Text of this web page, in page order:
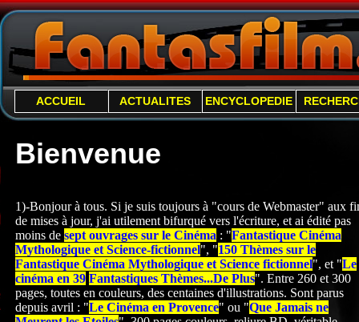
ACCUEIL ACTUALITES ENCYCLOPEDIE
Bienvenue
1)-Bonjour à tous. Si je suis toujours à "cours de Webmaster" aux
de mises à jour, j'ai utilement bifurqué vers l'écriture, et ai édité pas
moins de sept ouvrages sur le Cinéma : "Fantastique Cinéma
Mythologique et Science-fictionnel", "150 Thèmes sur le
Fantastique Cinéma Mythologique et Science fictionnel", et "Le
cinéma en 39 Fantastiques Thèmes...De Plus". Entre 260 et 300
pages, toutes en couleurs, des centaines d'illustrations. Sont parus
depuis avril : "Le Cinéma en Provence" ou "Que Jamais ne